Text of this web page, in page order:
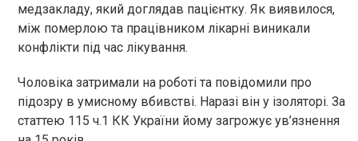
медзакладу, який доглядав пацієнтку. Як виявилося,
між померлою та працівником лікарні виникали
конфлікти під час лікування.
Чоловіка затримали на роботі та повідомили про
підозру в умисному вбивстві. Наразі він у ізоляторі. За
статтею 115 ч.1 КК України йому загрожує ув’язнення